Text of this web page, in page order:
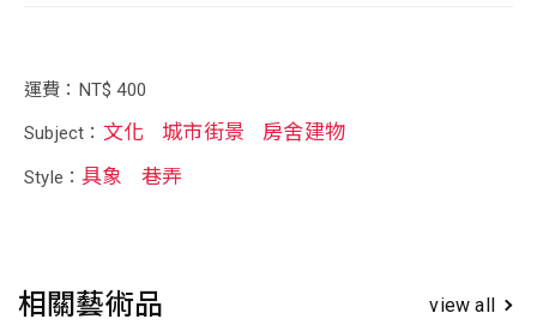
運費：NT$ 400
Subject： 文化 城市街景 房舍建物
Style： 具象 巷弄
相關藝術品 view all